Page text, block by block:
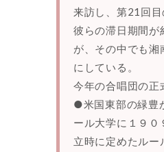
来訪し、第21回目
彼らの滞日期間が
が、その中でも湘
にしている。
今年の合唱団の
●米国東部の緑豊
ール大学に１９０
立時に定めたル